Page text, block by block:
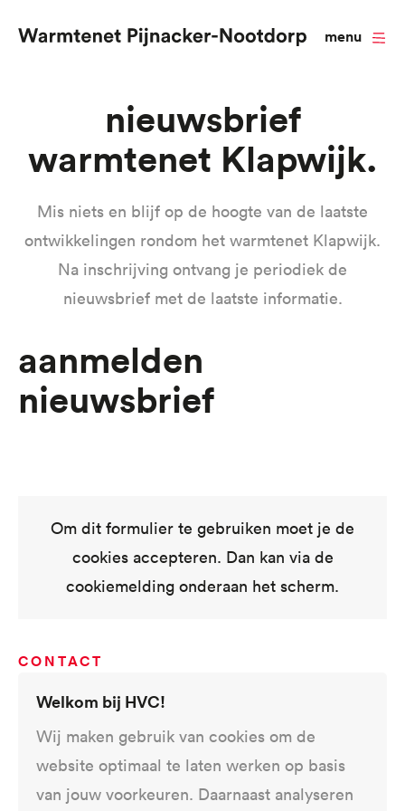
menu
naar
inhoud
gaan
Nieuwsbrief
warmtenet Klapwijk
Mis niets en blijf op de hoogte van de laatste
ontwikkelingen rondom het warmtenet Klapwijk.
Na inschrijving ontvang je periodiek de
nieuwsbrief met de laatste informatie.
Aanmelden
nieuwsbrief
Om dit formulier te gebruiken moet je de
cookies accepteren. Dan kan via de
cookiemelding onderaan het scherm.
CONTACT
Ik heb een vraag
Heb je na het lezen van de informatie op de
website toch nog vragen, stel je vraag en wij
Welkom bij HVC!
Wij maken gebruik van cookies om de
website optimaal te laten werken op basis
van jouw voorkeuren. Daarnaast analyseren